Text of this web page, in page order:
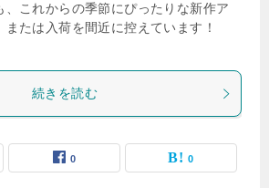
、これからの季節にぴったりな新作ア
または入荷を間近に控えています！
続きを読む
0 0